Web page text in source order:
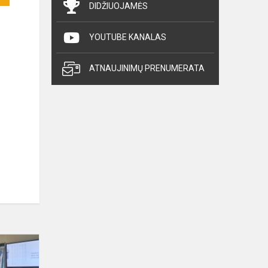
Susitikimas
su
DIDŽIUOJAMĖS
YOUTUBE KANALAS
ATNAUJINIMŲ PRENUMERATA